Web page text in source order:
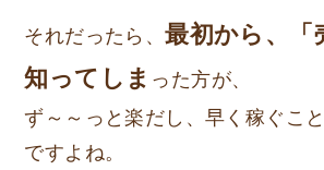
それだったら、最初から、「
知ってしま った方が、
ず～～っと楽だし、早く稼ぐこ
ですよね。